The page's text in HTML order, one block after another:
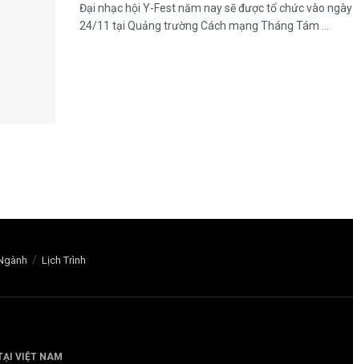
Đại nhạc hội Y-Fest năm nay sẽ được tổ chức vào ngày
24/11 tại Quảng trường Cách mạng Tháng Tám ...
Lịch Trình
VIỆT NAM